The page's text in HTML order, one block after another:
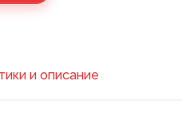
и описание